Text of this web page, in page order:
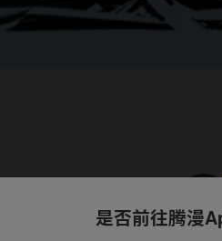
是否前往腾漫